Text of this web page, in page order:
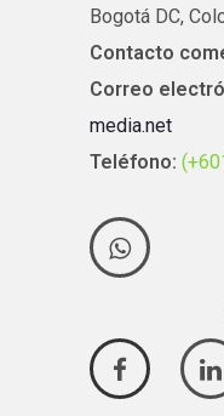
Bogotá DC,
Contacto
Correo
media.net
Teléfono: